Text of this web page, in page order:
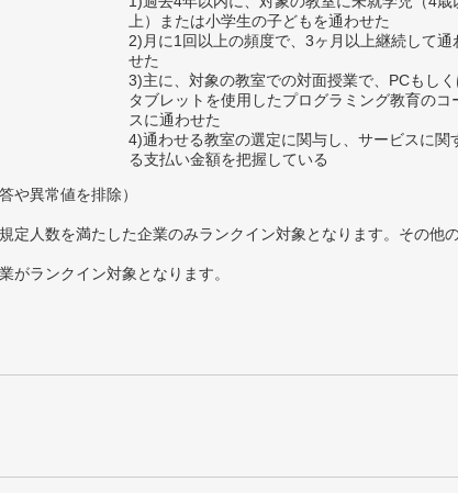
上）または小学生の子どもを通わせた
2)月に1回以上の頻度で、3ヶ月以上継続して通
せた
3)主に、対象の教室での対面授業で、PCもしく
タブレットを使用したプログラミング教育のコ
スに通わせた
4)通わせる教室の選定に関与し、サービスに関
る支払い金額を把握している
や異常値を排除）
人数を満たした企業のみランクイン対象となります。その他
ランクイン対象となります。